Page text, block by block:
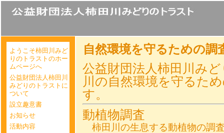
ようこそ柿田川みど
りのトラストのホー
ムページへ
公益財団法人柿田川
みどりのトラストに
ついて
設立趣意書
お知らせ
活動内容
自然環境を守るための調
公益財団法人柿田川み
川の自然環境を守るた
す。
動植物調査
柿田川の生息する動植物の調